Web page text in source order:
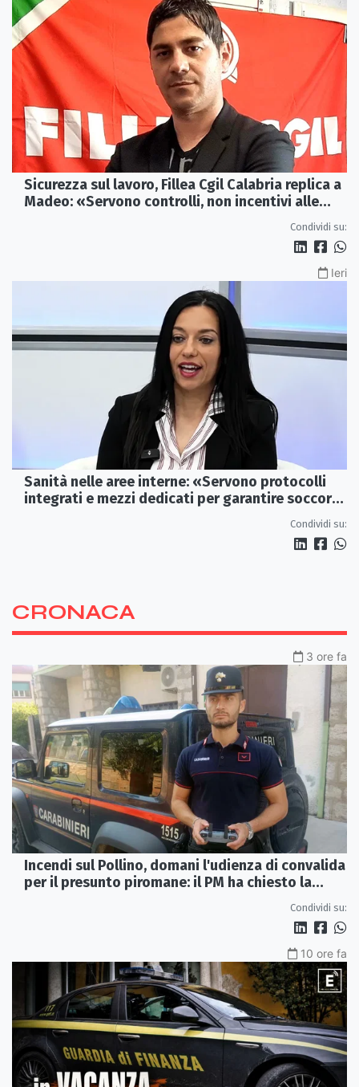
Sicurezza sul lavoro, Fillea Cgil Calabria replica a
Madeo: «Servono controlli, non incentivi alle
Condividi su:
Ieri
Sanità nelle aree interne: «Servono protocolli
integrati e mezzi dedicati per garantire soccorsi
Condividi su:
CRONACA
3 ore fa
Incendi sul Pollino, domani l'udienza di convalida
per il presunto piromane: il PM ha chiesto la
Condividi su:
10 ore fa